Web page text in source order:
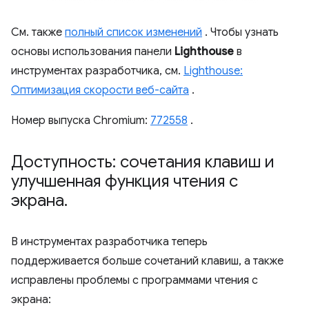
См. также полный список изменений . Чтобы узнать
основы использования панели Lighthouse в
инструментах разработчика, см. Lighthouse:
Оптимизация скорости веб-сайта .
Номер выпуска Chromium: 772558 .
Доступность: сочетания клавиш и
улучшенная функция чтения с
экрана.
В инструментах разработчика теперь
поддерживается больше сочетаний клавиш, а также
исправлены проблемы с программами чтения с
экрана: